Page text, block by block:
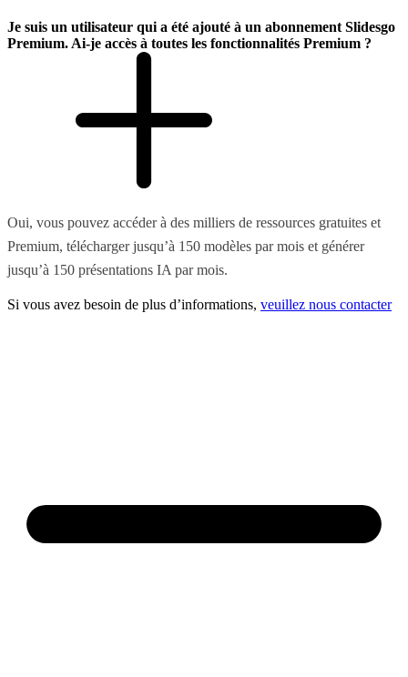
Je suis un utilisateur qui a été ajouté à un abonnement Slidesgo
Premium. Ai-je accès à toutes les fonctionnalités Premium ?
Oui, vous pouvez accéder à des milliers de ressources gratuites et
Premium, télécharger jusqu’à 150 modèles par mois et générer
jusqu’à 150 présentations IA par mois.
Si vous avez besoin de plus d’informations, veuillez nous contacter